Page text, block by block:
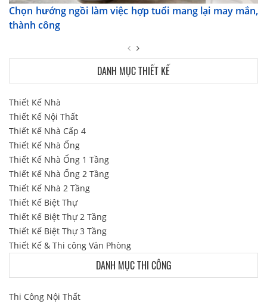
Chọn hướng ngồi làm việc hợp tuổi mang lại may mắn,
thành công
DANH MỤC THIẾT KẾ
Thiết Kế Nhà
Thiết Kế Nội Thất
Thiết Kế Nhà Cấp 4
Thiết Kế Nhà Ống
Thiết Kế Nhà Ống 1 Tầng
Thiết Kế Nhà Ống 2 Tầng
Thiết Kế Nhà 2 Tầng
Thiết Kế Biệt Thự
Thiết Kế Biệt Thự 2 Tầng
Thiết Kế Biệt Thự 3 Tầng
Thiết Kế & Thi công Văn Phòng
DANH MỤC THI CÔNG
Thi Công Nội Thất